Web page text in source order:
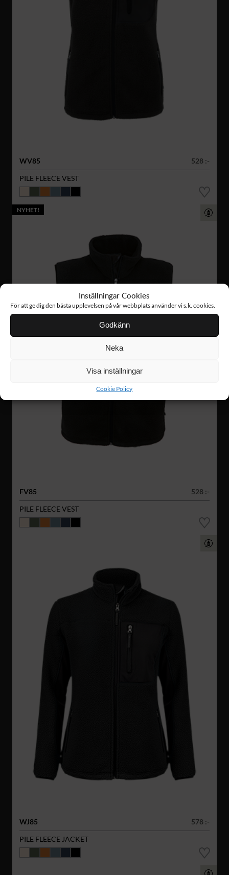
Inställningar Cookies
För att ge dig den bästa upplevelsen på vår webbplats använder vi s.k. cookies.
Godkänn
Neka
Visa inställningar
Cookie Policy
WV85
528 :-
PILE FLEECE VEST
NYHET!
FV85
528 :-
PILE FLEECE VEST
WJ85
578 :-
PILE FLEECE JACKET